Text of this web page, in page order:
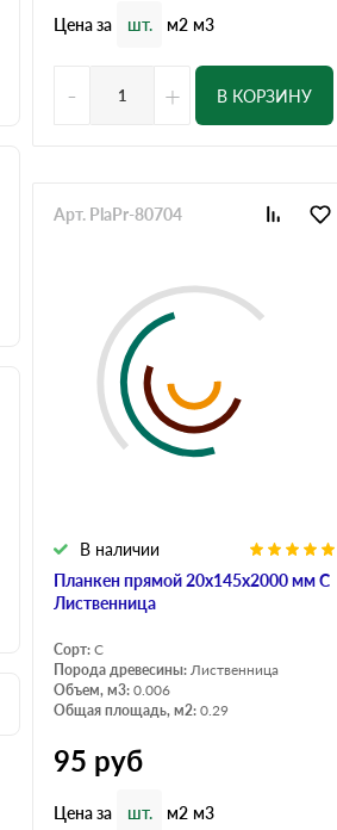
Цена за шт. м2 м3
- + В КОРЗИНУ
Планкен прямой 20х145х2000 мм С
Лиственница
В наличии
Арт. PlaPr-80704
Сорт: С
Порода древесины: Лиственница
Объем, м3: 0.006
Общая площадь, м2: 0.29
95 руб
Цена за шт. м2 м3